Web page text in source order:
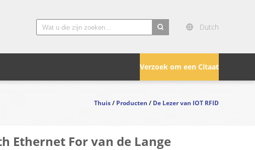
Dutch
Verzoek om een Citaat
Thuis/Producten/De Lezer van IOT RFID
Ethernet For van de Lange